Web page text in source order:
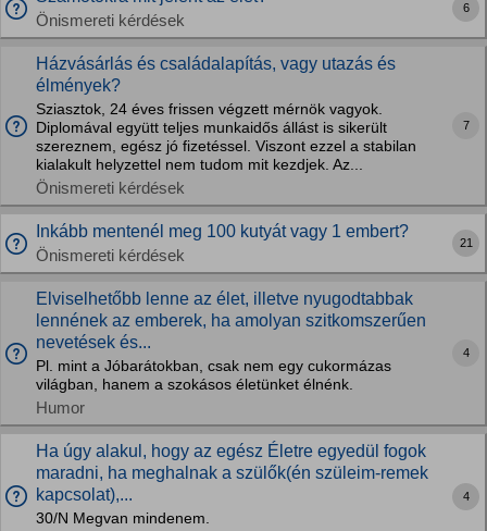
Önismereti kérdések
6
Házvásárlás és családalapítás, vagy utazás és
élmények?
Sziasztok, 24 éves frissen végzett mérnök vagyok.
Diplomával együtt teljes munkaidős állást is sikerült
szereznem, egész jó fizetéssel. Viszont ezzel a stabilan
kialakult helyzettel nem tudom mit kezdjek. Az...
Önismereti kérdések
7
Inkább mentenél meg 100 kutyát vagy 1 embert?
Önismereti kérdések
21
Elviselhetőbb lenne az élet, illetve nyugodtabbak
lennének az emberek, ha amolyan szitkomszerűen
nevetések és...
Pl. mint a Jóbarátokban, csak nem egy cukormázas
világban, hanem a szokásos életünket élnénk.
Humor
4
Ha úgy alakul, hogy az egész Életre egyedül fogok
maradni, ha meghalnak a szülők(én szüleim-remek
kapcsolat),...
30/N Megvan mindenem.
4